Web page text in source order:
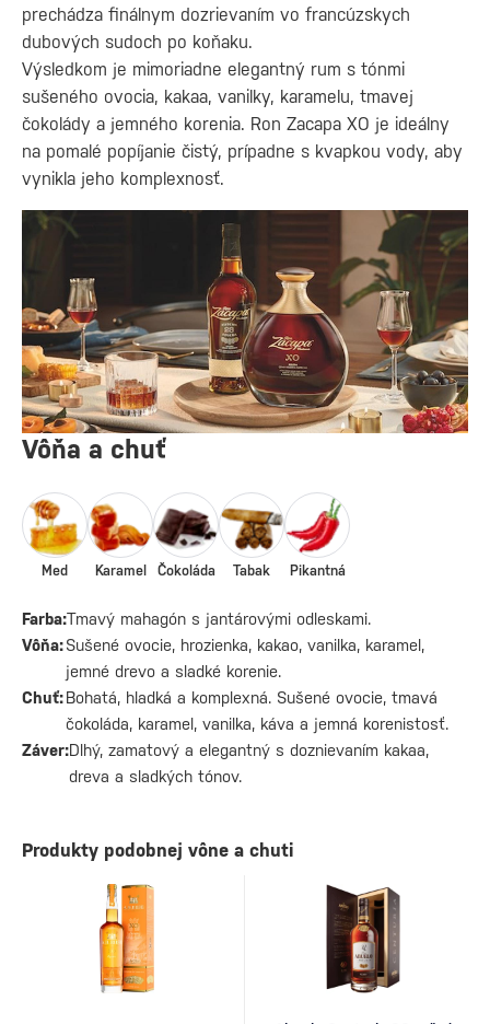
prechádza finálnym dozrievaním vo francúzskych
dubových sudoch po koňaku.
Výsledkom je mimoriadne elegantný rum s tónmi
sušeného ovocia, kakaa, vanilky, karamelu, tmavej
čokolády a jemného korenia. Ron Zacapa XO je ideálny
na pomalé popíjanie čistý, prípadne s kvapkou vody, aby
vynikla jeho komplexnosť.
Vôňa a chuť
Farba:Tmavý mahagón s jantárovými odleskami.
Vôňa:Sušené ovocie, hrozienka, kakao, vanilka, karamel,
jemné drevo a sladké korenie.
Chuť:Bohatá, hladká a komplexná. Sušené ovocie, tmavá
čokoláda, karamel, vanilka, káva a jemná korenistosť.
Záver:Dlhý, zamatový a elegantný s doznievaním kakaa,
dreva a sladkých tónov.
Med Karamel Čokoláda Tabak Pikantná
Produkty podobnej vône a chuti